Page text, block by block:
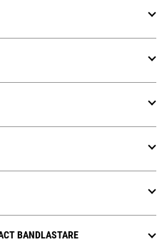
BANDLASTARE